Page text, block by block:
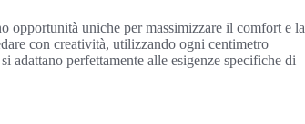
opportunità uniche per massimizzare il comfort e la
con creatività, utilizzando ogni centimetro
adattano perfettamente alle esigenze specifiche di